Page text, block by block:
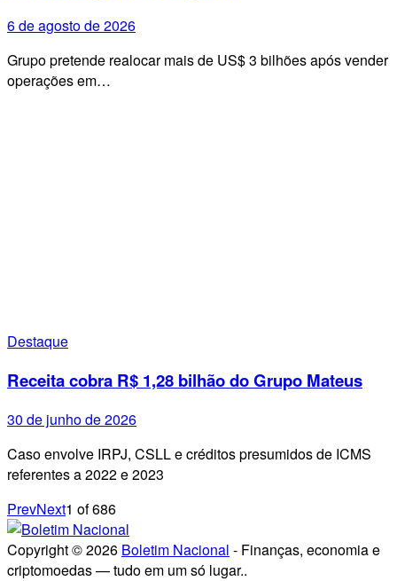
6 de agosto de 2026
Grupo pretende realocar mais de US$ 3 bilhões após vender
operações em…
Destaque
Receita cobra R$ 1,28 bilhão do Grupo Mateus
30 de junho de 2026
Caso envolve IRPJ, CSLL e créditos presumidos de ICMS
referentes a 2022 e 2023
PrevNext1 of686
Copyright © 2026 Boletim Nacional - Finanças, economia e
criptomoedas — tudo em um só lugar..